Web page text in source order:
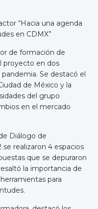
“Hacia una agenda
en CDMX”
de formación de
proyecto en dos
Se destacó el
de México y la
del grupo
en el mercado
Diálogo de
realizaron 4 espacios
que se depuraron
la importancia de
para